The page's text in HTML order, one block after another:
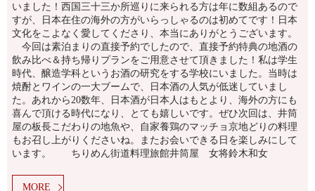
いました！西国三十三か所巡りに来られる方は年に数組あるので
すが、日本在住の海外の方がいらっしゃるのは初めてです！日本
文化をこよなく愛してくださり、本当にありがとうございます。
今回は素泊まりの直接予約でしたので、直接予約特典の地酒の
飲み比べ＆持ち帰りプランをご用意させて頂きました！私は学生
時代、醸造学科というお酒の研究をする学校にいました。当時は
焼酎とワインの一大ブームで、日本酒の人気が低迷していまし
た。あれから20数年、日本酒が日本人はもとより、海外の方にも
喜んで頂ける時代になり、とても嬉しいです。ぜひ次回は、井筒
屋の板長こだわりの地魚や、自家養鶏のマッチョ京地どりの料理
もお召し上がりくださいね。またお会いできる日を楽しみにして
います。 ちりめん街道料理旅館井筒屋 女将鈴木和女
MORE